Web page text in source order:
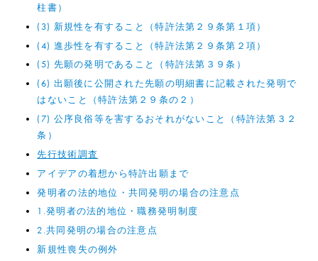
柱書）
(3) 新規性を有すること（特許法第２９条第１項）
(4) 進歩性を有すること（特許法第２９条第２項）
(5) 先願の発明であること（特許法第３９条）
(6) 出願後に公開された先願の明細書に記載された発明で
はないこと（特許法第２９条の２）
(7) 公序良俗等を害するおそれがないこと（特許法第３２
条）
先行技術調査
アイデアの着想から特許出願まで
発明者の法的地位・共同発明の場合の注意点
1.発明者の法的地位・職務発明制度
2.共同発明の場合の注意点
新規性喪失の例外